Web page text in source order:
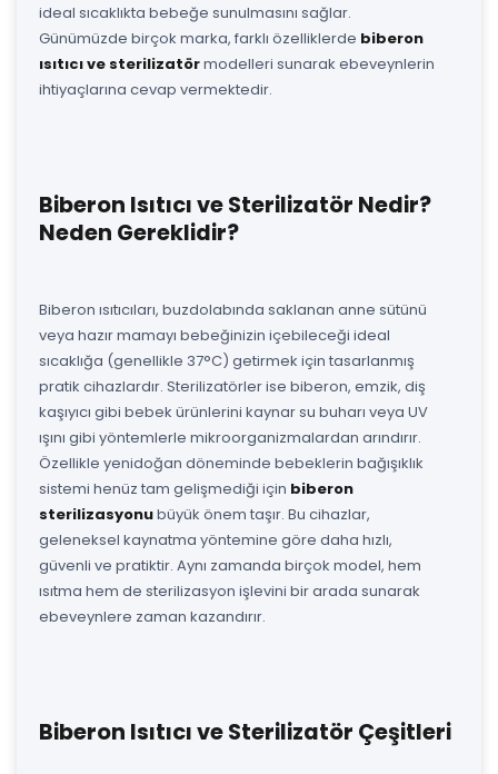
ideal sıcaklıkta bebeğe sunulmasını sağlar.
Günümüzde birçok marka, farklı özelliklerde biberon
ısıtıcı ve sterilizatörmodelleri sunarak ebeveynlerin
ihtiyaçlarına cevap vermektedir.
Biberon Isıtıcı ve Sterilizatör Nedir?
Neden Gereklidir?
Biberon ısıtıcıları, buzdolabında saklanan anne sütünü
veya hazır mamayı bebeğinizin içebileceği ideal
sıcaklığa (genellikle 37°C) getirmek için tasarlanmış
pratik cihazlardır. Sterilizatörler ise biberon, emzik, diş
kaşıyıcı gibi bebek ürünlerini kaynar su buharı veya UV
ışını gibi yöntemlerle mikroorganizmalardan arındırır.
Özellikle yenidoğan döneminde bebeklerin bağışıklık
sistemi henüz tam gelişmediği için biberon
sterilizasyonubüyük önem taşır. Bu cihazlar,
geleneksel kaynatma yöntemine göre daha hızlı,
güvenli ve pratiktir. Aynı zamanda birçok model, hem
ısıtma hem de sterilizasyon işlevini bir arada sunarak
ebeveynlere zaman kazandırır.
Biberon Isıtıcı ve Sterilizatör Çeşitleri